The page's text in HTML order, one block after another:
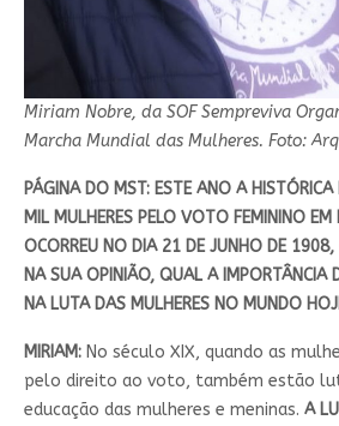
Miriam Nobre, da SOF Sempreviva
Marcha Mundial das Mulheres. Foto:
PÁGINA DO MST: ESTE ANO A
MIL MULHERES PELO VOTO FEMININO EM
OCORREU NO DIA 21 DE JUNHO DE
NA SUA OPINIÃO, QUAL A IMPORTÂNCIA
NA LUTA DAS MULHERES NO MUNDO
MIRIAM:No século XIX, quando as
pelo direito ao voto, também estão
educação das mulheres e meninas. A